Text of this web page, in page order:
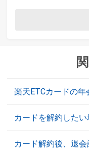
楽天ETCカードの
カードを解約した
カード解約後、退